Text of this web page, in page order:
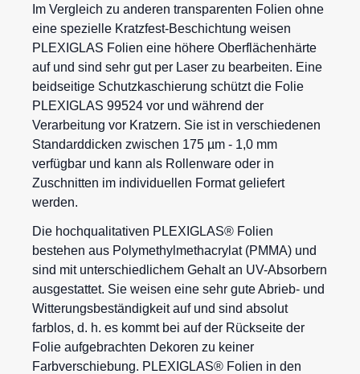
Im Vergleich zu anderen transparenten Folien ohne
eine spezielle Kratzfest-Beschichtung weisen
PLEXIGLAS Folien eine höhere Oberflächenhärte
auf und sind sehr gut per Laser zu bearbeiten. Eine
beidseitige Schutzkaschierung schützt die Folie
PLEXIGLAS 99524 vor und während der
Verarbeitung vor Kratzern. Sie ist in verschiedenen
Standarddicken zwischen 175 µm - 1,0 mm
verfügbar und kann als Rollenware oder in
Zuschnitten im individuellen Format geliefert
werden.
Die hochqualitativen PLEXIGLAS® Folien
bestehen aus Polymethylmethacrylat (PMMA) und
sind mit unterschiedlichem Gehalt an UV-Absorbern
ausgestattet. Sie weisen eine sehr gute Abrieb- und
Witterungsbeständigkeit auf und sind absolut
farblos, d. h. es kommt bei auf der Rückseite der
Folie aufgebrachten Dekoren zu keiner
Farbverschiebung. PLEXIGLAS® Folien in den